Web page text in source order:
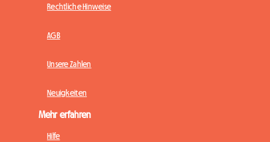
Rechtliche Hinweise
AGB
Unsere Zahlen
Neuigkeiten
Mehr erfahren
Hilfe